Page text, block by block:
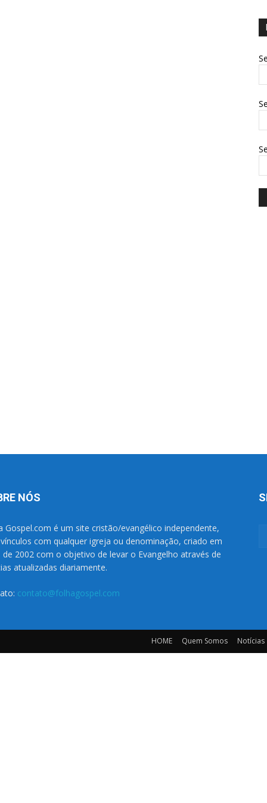
NÓS
Gospel.com é um site cristão/evangélico independente,
com qualquer igreja ou denominação, criado em
de 2002 com o objetivo de levar o Evangelho através de
atualizadas diariamente.
contato@folhagospel.com
HOME Quem Somos Notícias